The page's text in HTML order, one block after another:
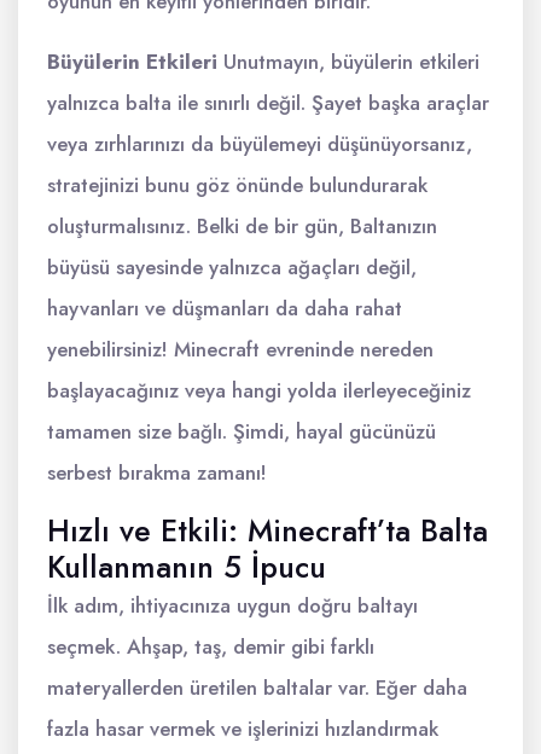
Büyülerin Etkileri Unutmayın, büyülerin etkileri
yalnızca balta ile sınırlı değil. Şayet başka araçlar
veya zırhlarınızı da büyülemeyi düşünüyorsanız,
stratejinizi bunu göz önünde bulundurarak
oluşturmalısınız. Belki de bir gün, Baltanızın
büyüsü sayesinde yalnızca ağaçları değil,
hayvanları ve düşmanları da daha rahat
yenebilirsiniz! Minecraft evreninde nereden
başlayacağınız veya hangi yolda ilerleyeceğiniz
tamamen size bağlı. Şimdi, hayal gücünüzü
serbest bırakma zamanı!
Hızlı ve Etkili: Minecraft’ta Balta
Kullanmanın 5 İpucu
İlk adım, ihtiyacınıza uygun doğru baltayı
seçmek. Ahşap, taş, demir gibi farklı
materyallerden üretilen baltalar var. Eğer daha
fazla hasar vermek ve işlerinizi hızlandırmak